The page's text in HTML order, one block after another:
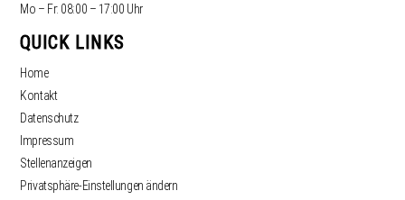
Mo – Fr: 08:00 – 17:00 Uhr
QUICK LINKS
Home
Kontakt
Datenschutz
Impressum
Stellenanzeigen
Privatsphäre-Einstellungen ändern